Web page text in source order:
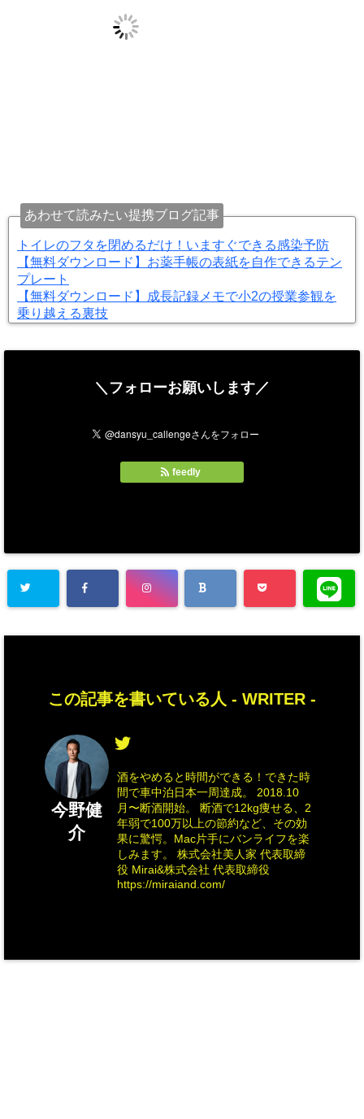
あわせて読みたい提携ブログ記事
トイレのフタを閉めるだけ！いますぐできる感染予防
【無料ダウンロード】お薬手帳の表紙を自作できるテン
プレート
【無料ダウンロード】成長記録メモで小2の授業参観を
乗り越える裏技
＼フォローお願いします／
feedly
この記事を書いている人 - WRITER -
今野健
介
酒をやめると時間ができる！できた時
間で車中泊日本一周達成。 2018.10
月〜断酒開始。 断酒で12kg痩せる、2
年弱で100万以上の節約など、その効
果に驚愕。Mac片手にバンライフを楽
しみます。 株式会社美人家 代表取締
役 Mirai&株式会社 代表取締役
https://miraiand.com/